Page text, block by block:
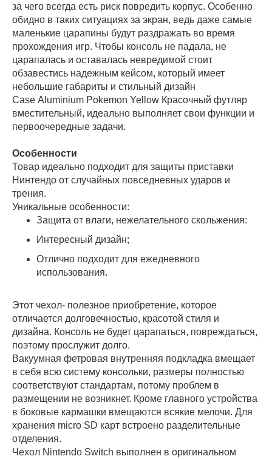
за чего всегда есть риск повредить корпус. Особенно
обидно в таких ситуациях за экран, ведь даже самые
маленькие царапины будут раздражать во время
прохождения игр. Чтобы консоль не падала, не
царапалась и оставалась невредимой стоит
обзавестись надежным кейсом, который имеет
небольшие габариты и стильный дизайн
Case Aluminium Pokemon Yellow Красочный футляр
вместительный, идеально выполняет свои функции и
первоочередные задачи.
Особенности
Товар идеально подходит для защиты приставки
Нинтендо от случайных повседневных ударов и
трения.
Уникальные особенности:
Защита от влаги, нежелательного скольжения:
Интересный дизайн;
Отлично подходит для ежедневного
использования.
Этот чехол- полезное приобретение, которое
отличается долговечностью, красотой стиля и
дизайна. Консоль не будет царапаться, повреждаться,
поэтому прослужит долго.
Вакуумная фетровая внутренняя подкладка вмещает
в себя всю систему консольки, размеры полностью
соответствуют стандартам, потому проблем в
размещении не возникнет. Кроме главного устройства
в боковые кармашки вмещаются всякие мелочи. Для
хранения micro SD карт встроено разделительные
отделения.
Чехол Nintendo Switch выполнен в оригинальном